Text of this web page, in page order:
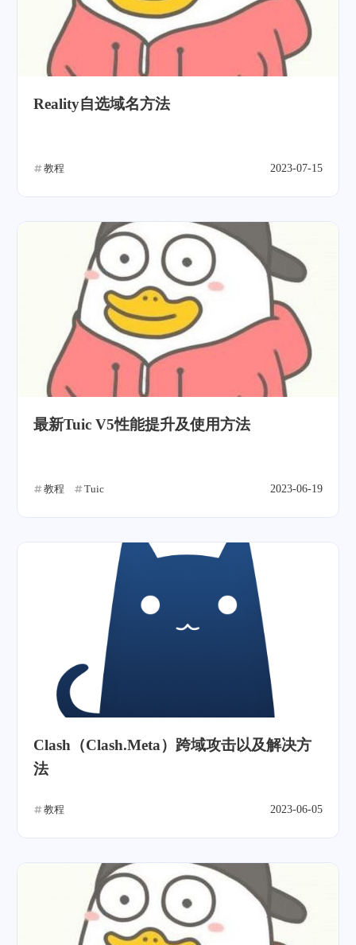
Reality自选域名方法
教程 2023-07-15
最新Tuic V5性能提升及使用方法
教程 Tuic 2023-06-19
Clash（Clash.Meta）跨域攻击以及解决方
法
教程 2023-06-05